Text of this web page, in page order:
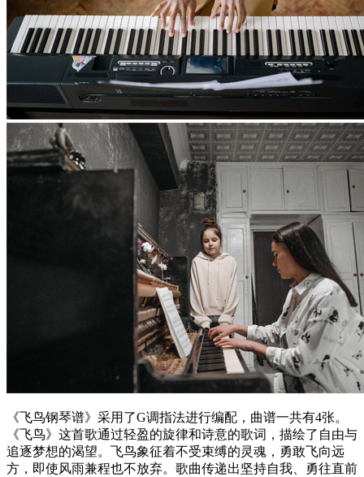
《飞鸟钢琴谱》采用了G调指法进行编配，曲谱一共有4张。
《飞鸟》这首歌通过轻盈的旋律和诗意的歌词，描绘了自由与
追逐梦想的渴望。飞鸟象征着不受束缚的灵魂，勇敢飞向远
方，即使风雨兼程也不放弃。歌曲传递出坚持自我、勇往直前